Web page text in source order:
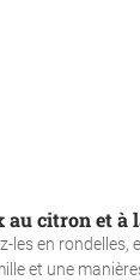
au citron et à
les en
et une